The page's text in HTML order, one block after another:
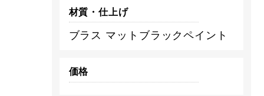
材質・仕上げ
ブラス マットブラックペイント
価格